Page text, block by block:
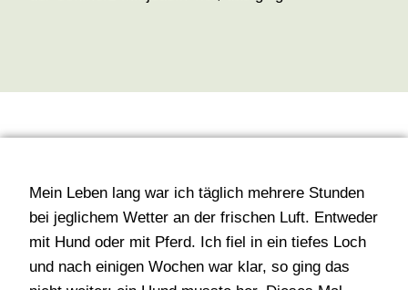
Mein Leben lang war ich täglich mehrere Stunden
bei jeglichem Wetter an der frischen Luft. Entweder
mit Hund oder mit Pferd. Ich fiel in ein tiefes Loch
und nach einigen Wochen war klar, so ging das